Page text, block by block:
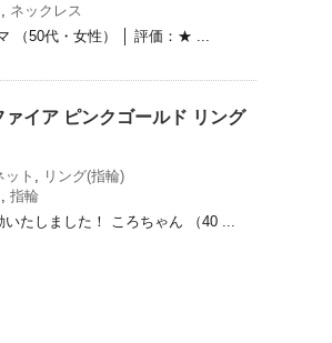
ネックレス
（50代・女性） │ 評価：★ ...
イア ピンクゴールド リング
ット
リング(指輪)
指輪
たしました！ ころちゃん （40 ...